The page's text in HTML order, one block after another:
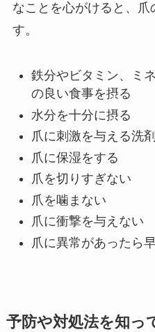
なことを心がけると、
す。
鉄分やビタミン、ミ
の良い食事を摂る
水分を十分に摂る
爪に刺激を与える洗
爪に保湿をする
爪を切りすぎない
爪を噛まない
爪に衝撃を与えない
爪に異常があったら
予防や対処法を知っ